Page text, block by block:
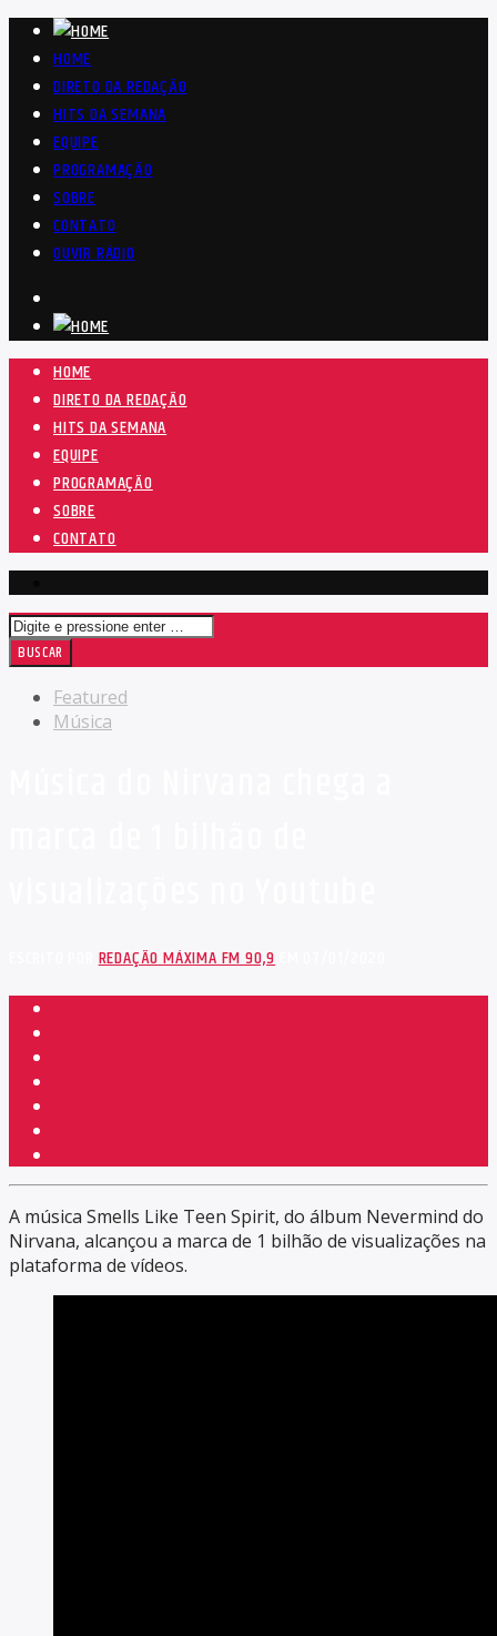
HOME
DIRETO DA REDAÇÃO
HITS DA SEMANA
EQUIPE
PROGRAMAÇÃO
SOBRE
CONTATO
OUVIR RÁDIO
HOME
DIRETO DA REDAÇÃO
HITS DA SEMANA
EQUIPE
PROGRAMAÇÃO
SOBRE
CONTATO
Featured
Música
ESCRITO PORREDAÇÃO MÁXIMA FM 90,9EM 07/01/2020
A música Smells Like Teen Spirit, do álbum Nevermind do
Nirvana, alcançou a marca de 1 bilhão de visualizações na
plataforma de vídeos.